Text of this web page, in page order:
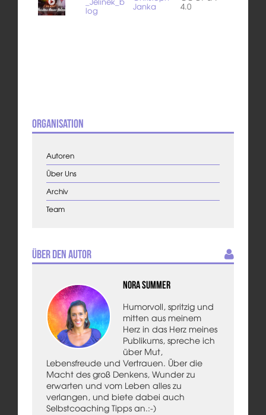
log Janka 4.0
Organisation
Autoren
Über Uns
Archiv
Team
Über den Autor
Nora Summer
Humorvoll, spritzig und
mitten aus meinem
Herz in das Herz meines
Publikums, spreche ich
über Mut,
Lebensfreude und Vertrauen. Über die
Macht des groß Denkens, Wunder zu
erwarten und vom Leben alles zu
verlangen, und biete dabei auch
Selbstcoaching Tipps an.:-)